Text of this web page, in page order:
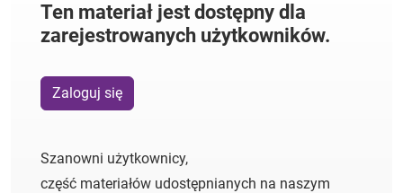
Ten materiał jest dostępny dla
zarejestrowanych użytkowników.
Zaloguj się
Szanowni użytkownicy,
część materiałów udostępnianych na naszym